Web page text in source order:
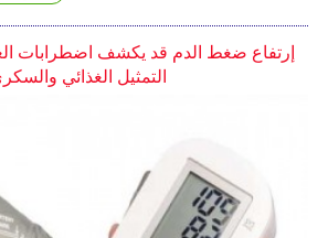
إرتفاع ضغط الدم قد يكشف اضطرابات
التمثيل الغذائي